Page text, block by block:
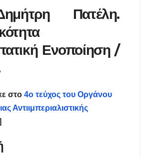
Πατέλη.
Ενοποίηση /
στο 4ο τεύχος του Οργάνου
Αντιιμπεριαλιστικής